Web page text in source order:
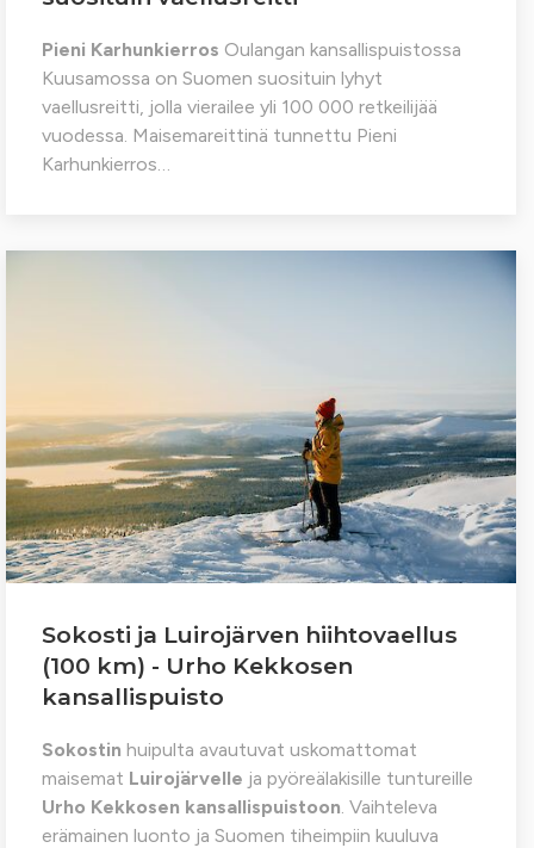
Pieni Karhunkierros Oulangan kansallispuistossa
Kuusamossa on Suomen suosituin lyhyt
vaellusreitti, jolla vierailee yli 100 000 retkeilijää
vuodessa. Maisemareittinä tunnettu Pieni
Karhunkierros…
Sokosti ja Luirojärven hiihtovaellus
(100 km) - Urho Kekkosen
kansallispuisto
Sokostin huipulta avautuvat uskomattomat
maisemat Luirojärvelle ja pyöreälakisille tuntureille
Urho Kekkosen kansallispuistoon. Vaihteleva
erämainen luonto ja Suomen tiheimpiin kuuluva